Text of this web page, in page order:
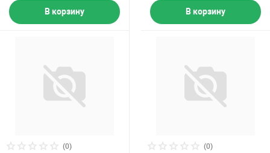
В корзину В корзину
(0) (0)